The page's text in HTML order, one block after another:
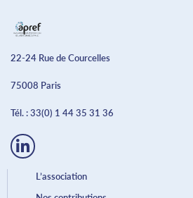
22-24 Rue de Courcelles
75008 Paris
Tél. :33(0) 1 44 35 31 36
L’association